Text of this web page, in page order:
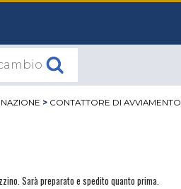
> CONTATTORE DI AVVIAMENTO
Sarà preparato e spedito quanto prima.